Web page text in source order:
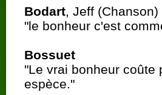
Bodart, Jeff (Chanson)
"le bonheur c'est
Bossuet
"Le vrai bonheur coûte
espèce."